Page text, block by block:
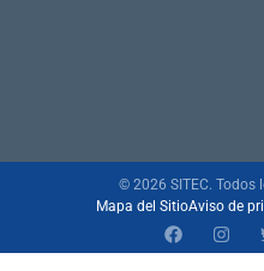
© 2026 SITEC. Todos
Mapa del SitioAviso de